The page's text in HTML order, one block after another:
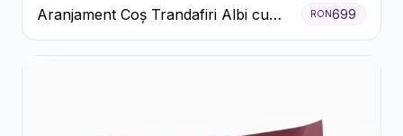
Aranjament Coș Trandafiri Albi cu
Accent Roșu
RON699